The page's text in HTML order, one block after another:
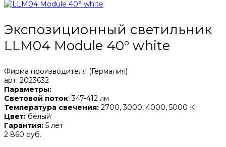
Экспозиционный светильник
LLM04 Module 40° white
Фирма производителя (Германия)
арт: 2023632
Параметры:
Световой поток: 347-412 лм
Температура свечения: 2700, 3000, 4000, 5000 К
Цвет: белый
Гарантия: 5 лет
2 860 руб.